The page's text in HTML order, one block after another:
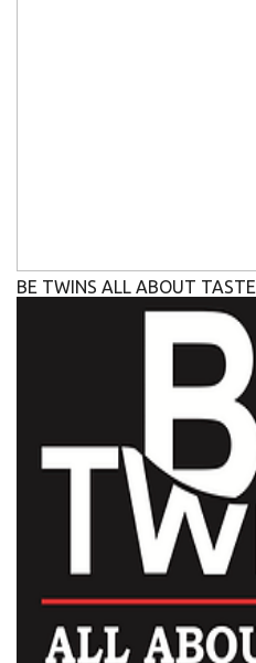
BE TWINS ALL ABOUT TASTE